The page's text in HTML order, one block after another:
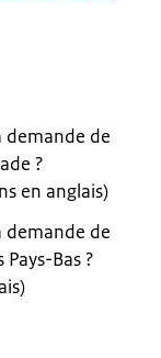
demande de
?
en anglais)
demande de
Bas ?